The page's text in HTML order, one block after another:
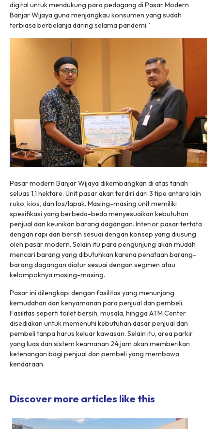
digital untuk mendukung para pedagang di Pasar Modern
Banjar Wijaya guna menjangkau konsumen yang sudah
terbiasa berbelanja daring selama pandemi.”
Pasar modern Banjar Wijaya dikembangkan di atas tanah
seluas 1,1 hektare. Unit pasar akan terdiri dari 3 tipe antara lain
ruko, kios, dan los/lapak. Masing-masing unit memiliki
spesifikasi yang berbeda-beda menyesuaikan kebutuhan
penjual dan keunikan barang dagangan. Interior pasar tertata
dengan rapi dan bersih sesuai dengan konsep yang diusung
oleh pasar modern. Selain itu para pengunjung akan mudah
mencari barang yang dibutuhkan karena penataan barang-
barang dagangan diatur sesuai dengan segmen atau
kelompoknya masing-masing.
Pasar ini dilengkapi dengan fasilitas yang menunjang
kemudahan dan kenyamanan para penjual dan pembeli.
Fasilitas seperti toilet bersih, musala, hingga ATM Center
disediakan untuk memenuhi kebutuhan dasar penjual dan
pembeli tanpa harus keluar kawasan. Selain itu, area parkir
yang luas dan sistem keamanan 24 jam akan memberikan
ketenangan bagi penjual dan pembeli yang membawa
kendaraan.
Discover more articles like this